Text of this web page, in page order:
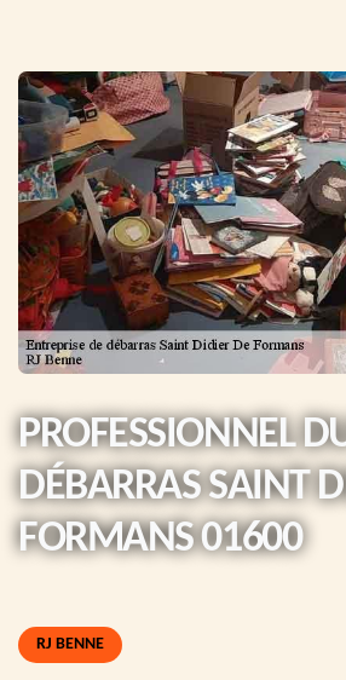
PROFESSIONNEL
DÉBARRAS SAINT
FORMANS 01600
RJ BENNE